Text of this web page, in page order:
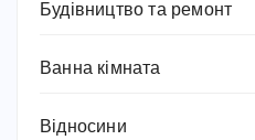
Будівництво та ремонт
Ванна кімната
Відносини